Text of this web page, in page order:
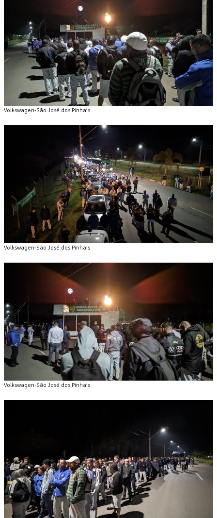
Volkswagen-São José dos Pinhais
Volkswagen-São José dos Pinhais
Volkswagen-São José dos Pinhais